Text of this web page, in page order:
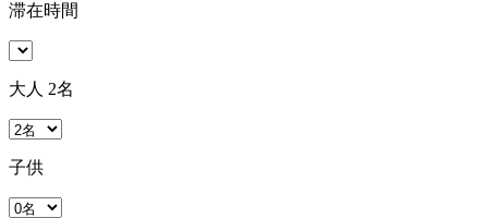
滞在時間
大人 2名
子供